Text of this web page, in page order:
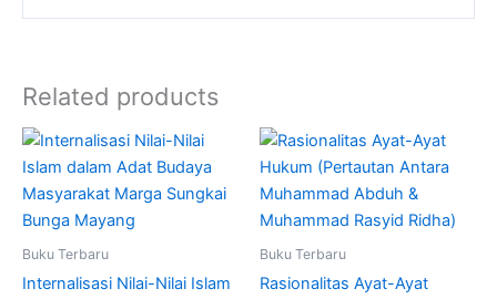
Related products
Buku Terbaru
Internalisasi Nilai-Nilai Islam
Buku Terbaru
Rasionalitas Ayat-Ayat